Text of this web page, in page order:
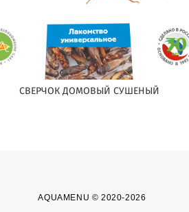
СВЕРЧОК ДОМОВЫЙ СУШЕНЫЙ
AQUAMENU © 2020-2026